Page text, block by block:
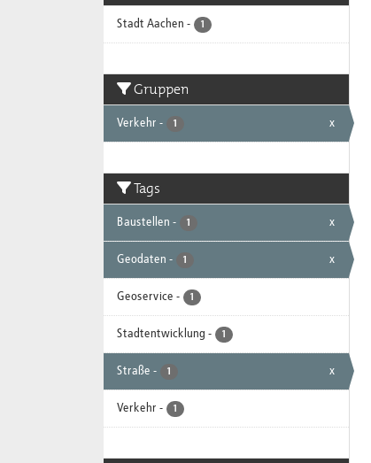
Stadt Aachen - 1
Gruppen
Verkehr - 1 x
Tags
Baustellen - 1 x
Geodaten - 1 x
Geoservice - 1
Stadtentwicklung - 1
Straße - 1 x
Verkehr - 1